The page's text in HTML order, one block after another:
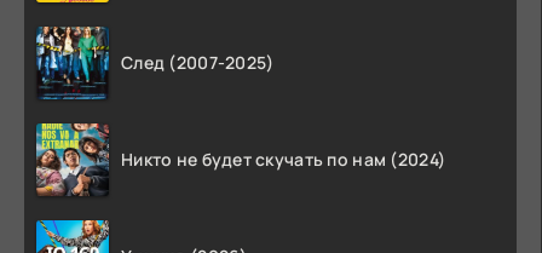
След (2007-2025)
Никто не будет скучать по нам (2024)